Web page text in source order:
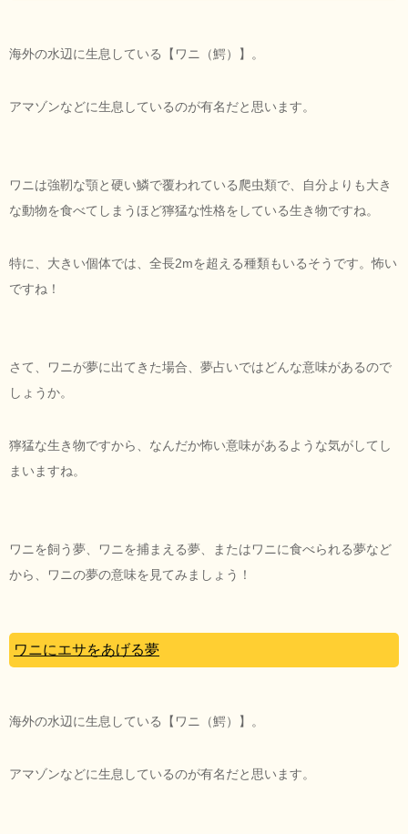
海外の水辺に生息している【ワニ（鰐）】。
アマゾンなどに生息しているのが有名だと思います。
ワニは強靭な顎と硬い鱗で覆われている爬虫類で、自分よりも大き
な動物を食べてしまうほど獰猛な性格をしている生き物ですね。
特に、大きい個体では、全長2mを超える種類もいるそうです。怖い
ですね！
さて、ワニが夢に出てきた場合、夢占いではどんな意味があるので
しょうか。
獰猛な生き物ですから、なんだか怖い意味があるような気がしてし
まいますね。
ワニを飼う夢、ワニを捕まえる夢、またはワニに食べられる夢など
から、ワニの夢の意味を見てみましょう！
ワニにエサをあげる夢
海外の水辺に生息している【ワニ（鰐）】。
アマゾンなどに生息しているのが有名だと思います。